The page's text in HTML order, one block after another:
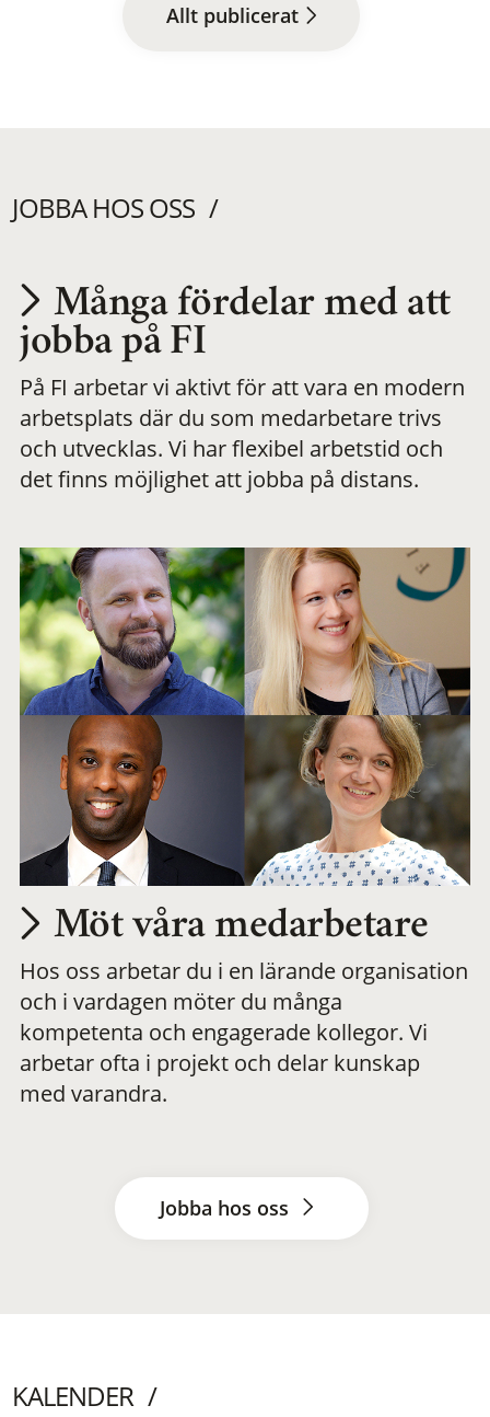
Allt publicerat
JOBBA HOS OSS
Utvecklas på en
meningsfull och
flexibel
Många fördelar med att
jobba på FI
På FI arbetar vi aktivt för att vara en modern
arbetsplats där du som medarbetare trivs
och utvecklas. Vi har flexibel arbetstid och
det finns möjlighet att jobba på distans.
Möt våra medarbetare
Hos oss arbetar du i en lärande organisation
och i vardagen möter du många
kompetenta och engagerade kollegor. Vi
arbetar ofta i projekt och delar kunskap
med varandra.
Jobba hos oss
KALENDER